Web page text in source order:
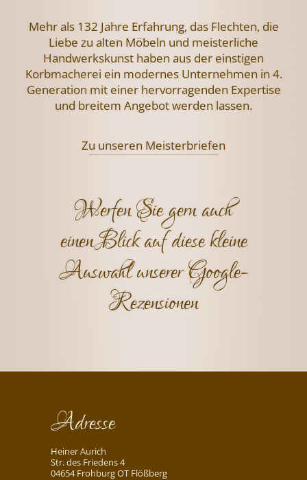
Mehr als 132 Jahre Erfahrung, das Flechten, die
Liebe zu alten Möbeln und meisterliche
Handwerkskunst haben aus der einstigen
Korbmacherei ein modernes Unternehmen in 4.
Generation mit einer hervorragenden Expertise
und breitem Angebot werden lassen.
Zu unseren Meisterbriefen
Werfen Sie gern auch
einen Blick auf diese kleine
Auswahl unserer Google-
Rezensionen
Adresse
Heiner Aurich
Str. des Friedens 4
04654 Frohburg OT Flößberg